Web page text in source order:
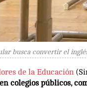
busca convertir el
de la Educación
colegios públicos,